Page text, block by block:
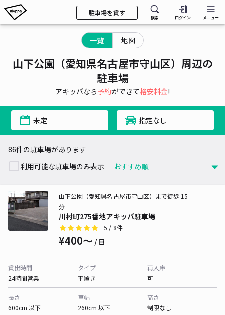
駐車場を貸す
検索 ログイン メニュー
一覧 地図
山下公園（愛知県名古屋市守山区）周辺の
駐車場
アキッパなら予約ができて格安料金!
未定 指定なし
86件の駐車場があります
利用可能な駐車場のみ表示
川村町275番地アキッパ駐車場
山下公園（愛知県名古屋市守山区）まで徒歩 15
分
5 / 8件
¥400〜 / 日
貸出時間
24時間営業
タイプ
平置き
再入庫
可
長さ
600cm 以下
車幅
260cm 以下
高さ
制限なし